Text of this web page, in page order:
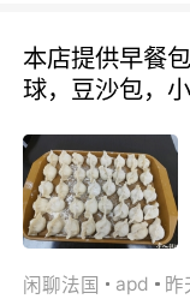
本店提供早餐
球，豆沙包，
闲聊法国 apd 昨